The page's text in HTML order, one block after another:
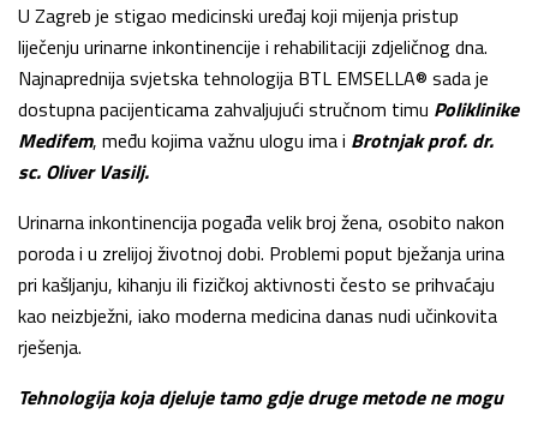
U Zagreb je stigao medicinski uređaj koji mijenja pristup
liječenju urinarne inkontinencije i rehabilitaciji zdjeličnog dna.
Najnaprednija svjetska tehnologija BTL EMSELLA® sada je
dostupna pacijenticama zahvaljujući stručnom timu Poliklinike
Medifem, među kojima važnu ulogu ima i Brotnjak prof. dr.
sc. Oliver Vasilj.
Urinarna inkontinencija pogađa velik broj žena, osobito nakon
poroda i u zrelijoj životnoj dobi. Problemi poput bježanja urina
pri kašljanju, kihanju ili fizičkoj aktivnosti često se prihvaćaju
kao neizbježni, iako moderna medicina danas nudi učinkovita
rješenja.
Tehnologija koja djeluje tamo gdje druge metode ne mogu